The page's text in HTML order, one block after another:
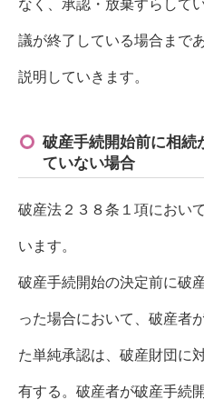
なく、承認・放棄すらして
議が終了している場合まで
説明していきます。
破産手続開始前に相続
ていない場合
破産法２３８条１項におい
います。
破産手続開始の決定前に破
った場合において、破産者
た単純承認は、破産財団に
有する。破産者が破産手続